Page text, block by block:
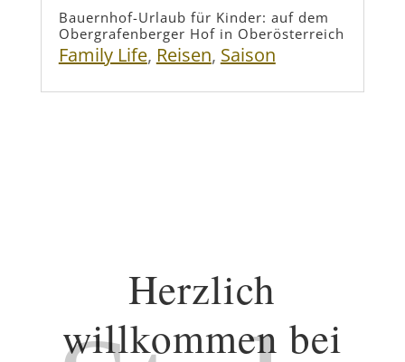
Bauernhof-Urlaub für Kinder: auf dem
Obergrafenberger Hof in Oberösterreich
Family Life, Reisen, Saison
Herzlich
willkommen bei